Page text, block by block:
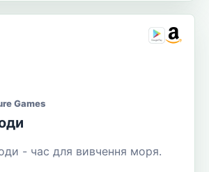
Games
- час для вивчення моря.